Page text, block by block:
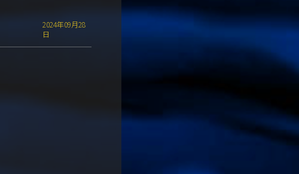
2024年09月28
日